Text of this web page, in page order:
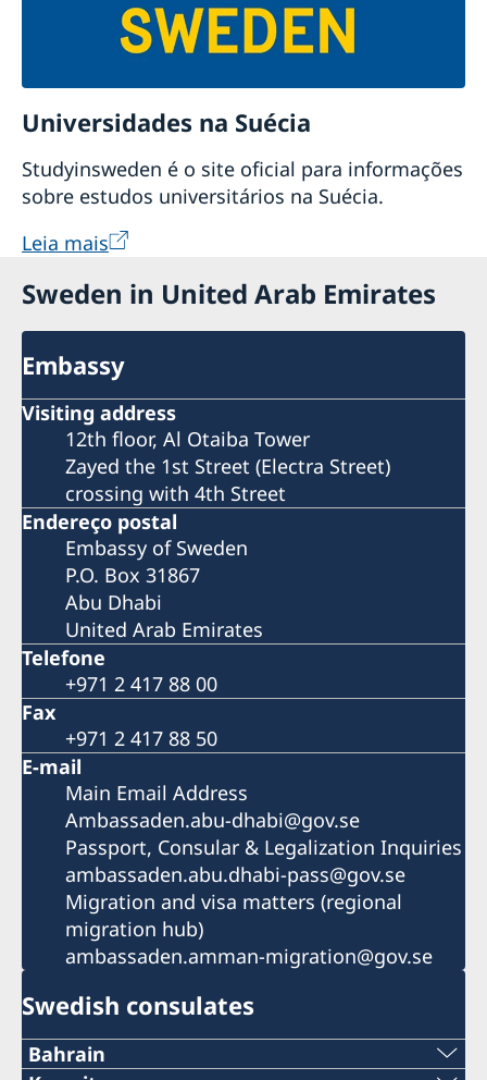
Universidades na Suécia
Studyinsweden é o site oficial para informações
sobre estudos universitários na Suécia.
Leia mais
Sweden in United Arab Emirates
Embassy
Visiting address
12th floor, Al Otaiba Tower
Zayed the 1st Street (Electra Street)
crossing with 4th Street
Endereço postal
Embassy of Sweden
P.O. Box 31867
Abu Dhabi
United Arab Emirates
Telefone
+971 2 417 88 00
Fax
+971 2 417 88 50
E-mail
Main Email Address
Ambassaden.abu-dhabi@gov.se
Passport, Consular & Legalization Inquiries
ambassaden.abu.dhabi-pass@gov.se
Migration and visa matters (regional
migration hub)
ambassaden.amman-migration@gov.se
Swedish consulates
Bahrain